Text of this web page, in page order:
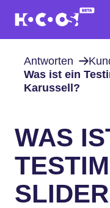
Antworten
Was ist ein
Karussell?
WAS